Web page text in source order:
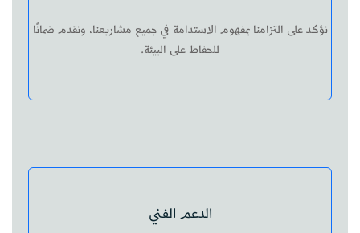
نؤكد على التزامنا بمفهوم الاستدامة في جميع مشاريعنا، ونقدم ضمانًا
للحفاظ على البيئة.
الدعم الفني